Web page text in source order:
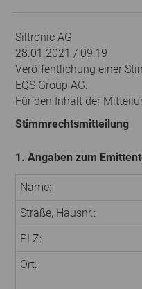
Siltronic AG
28.01.2021 / 09:19
Veröffentlichung einer
EQS Group AG.
Für den Inhalt der
Stimmrechtsmitteilung
1. Angaben zum
Name:
Straße, Hausnr.:
PLZ:
Ort: